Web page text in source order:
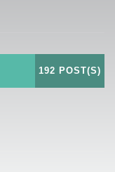
192 POST(S)